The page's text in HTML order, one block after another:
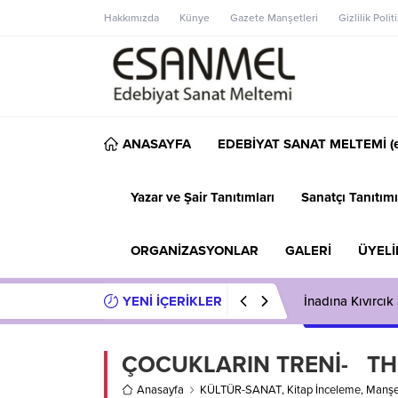
Hakkımızda Künye Gazete Manşetleri Gizlilik
ANASAYFA EDEBİYAT SANAT MELTEMİ
Yazar ve Şair Tanıtımları Sanatçı Tanıtımı
ORGANİZASYONLAR GALERİ
YENİ İÇERİKLER İnadına
ÇOCUKLARIN TRENİ-
Anasayfa KÜLTÜR-SANAT, Kitap İnceleme,